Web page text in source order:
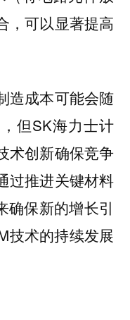
，可以显著提高
造成本可能会随
但SK海力士计
术创新确保竞争
过推进关键材料
确保新的增长引
技术的持续发展